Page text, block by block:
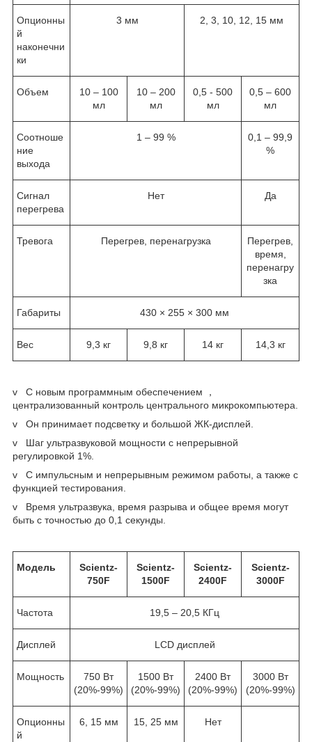
Опционны
й
наконечни
ки
3 мм 2, 3, 10, 12, 15 мм
Объем
10 – 100
мл
10 – 200
мл
0,5 - 500
мл
0,5 – 600
мл
Соотноше
ние
выхода
1 – 99 %
0,1 – 99,9
%
Сигнал
перегрева
Нет Да
Тревога Перегрев, перенагрузка
Перегрев,
время,
перенагру
зка
Габариты 430 × 255 × 300 мм
Вес 9,3 кг 9,8 кг 14 кг 14,3 кг
v С новым программным обеспечением ，
централизованный контроль центрального микрокомпьютера.
v Он принимает подсветку и большой ЖК-дисплей.
v Шаг ультразвуковой мощности с непрерывной
регулировкой 1%.
v С импульсным и непрерывным режимом работы, а также с
функцией тестирования.
v Время ультразвука, время разрыва и общее время могут
быть с точностью до 0,1 секунды.
Модель
Scientz-
750F
Scientz-
1500F
Scientz-
2400F
Scientz-
3000F
Частота 19,5 – 20,5 КГц
Дисплей LCD дисплей
Мощность
750 Вт
(20%-99%)
1500 Вт
(20%-99%)
2400 Вт
(20%-99%)
3000 Вт
(20%-99%)
Опционны
й
6, 15 мм 15, 25 мм Нет